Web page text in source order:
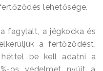
lehetősége.
fagylalt, a jégkocka és
a fertőződést,
be kell adatni a